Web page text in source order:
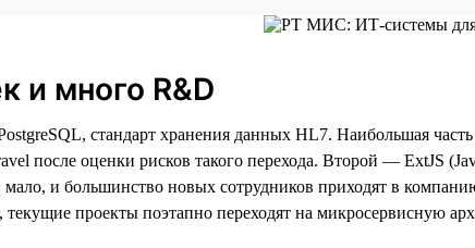
и много R&D
стандарт хранения данных HL7. Наибольшая
после оценки рисков такого перехода. Второй — ExtJS
и большинство новых сотрудников приходят в
проекты поэтапно переходят на микросервисную